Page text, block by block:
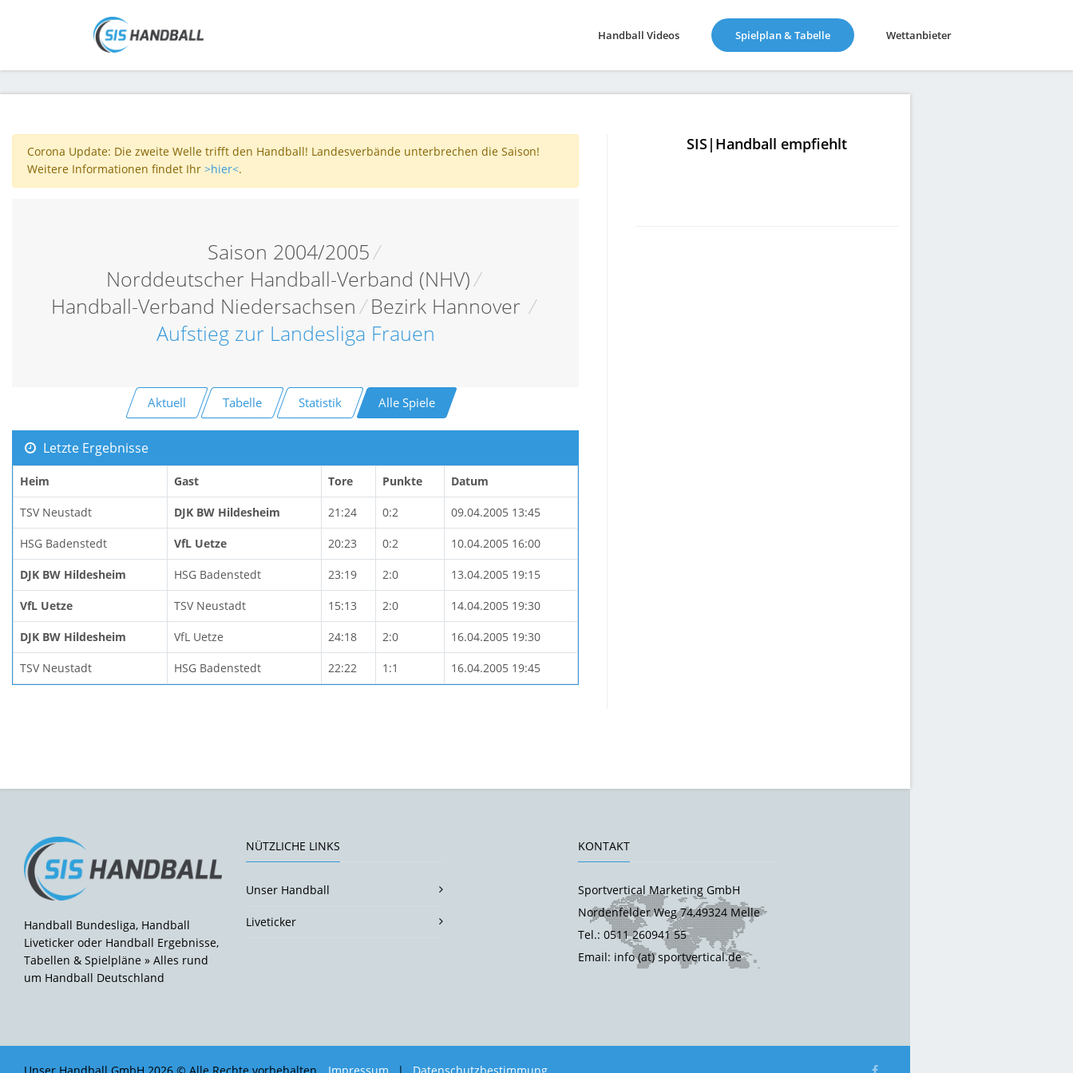
Handball Videos Spielplan & Tabelle(current) Wettanbieter
Corona Update: Die zweite Welle trifft den Handball! Landesverbände unterbrechen die Saison!
Weitere Informationen findet Ihr >hier<.
Saison 2004/2005/
Norddeutscher Handball-Verband (NHV)/
Handball-Verband Niedersachsen/ Bezirk Hannover /
Aufstieg zur Landesliga Frauen
Aktuell Tabelle Statistik Alle Spiele
Letzte Ergebnisse
Heim Gast Tore Punkte Datum
TSV Neustadt DJK BW Hildesheim 21:24 0:2 09.04.2005 13:45
HSG Badenstedt VfL Uetze 20:23 0:2 10.04.2005 16:00
DJK BW Hildesheim HSG Badenstedt 23:19 2:0 13.04.2005 19:15
VfL Uetze TSV Neustadt 15:13 2:0 14.04.2005 19:30
DJK BW Hildesheim VfL Uetze 24:18 2:0 16.04.2005 19:30
TSV Neustadt HSG Badenstedt 22:22 1:1 16.04.2005 19:45
SIS|Handball empfiehlt
Handball Bundesliga, Handball
Liveticker oder Handball Ergebnisse,
Tabellen & Spielpläne » Alles rund
um Handball Deutschland
NÜTZLICHE LINKS
Unser Handball
Liveticker
KONTAKT
Sportvertical Marketing GmbH
Nordenfelder Weg 74,49324 Melle
Tel.: 0511 260941 55
Email: info (at) sportvertical.de